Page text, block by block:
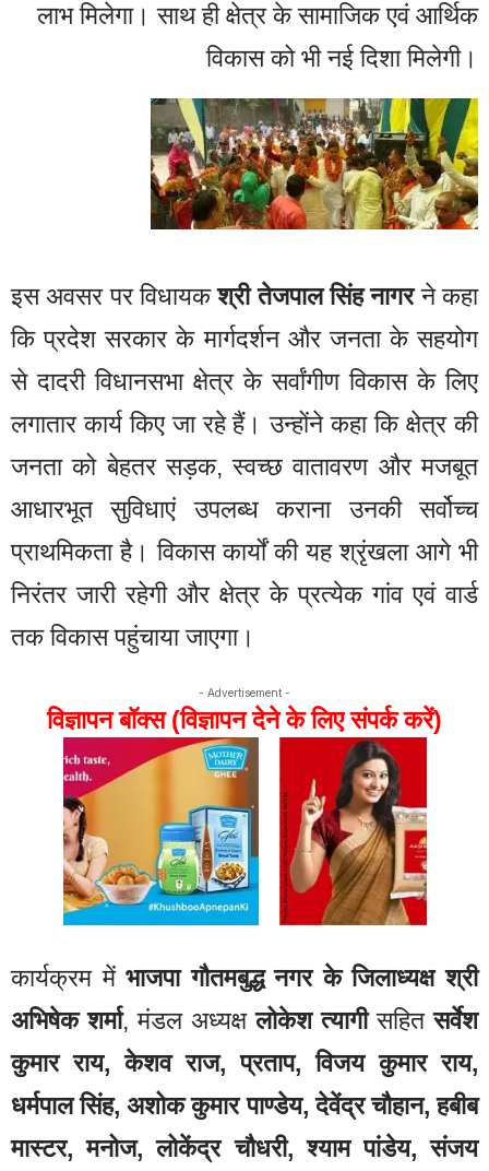
लाभ मिलेगा। साथ ही क्षेत्र के सामाजिक एवं आर्थिक
विकास को भी नई दिशा मिलेगी।
इस अवसर पर विधायकश्री तेजपाल सिंह नागरने कहा
कि प्रदेश सरकार के मार्गदर्शन और जनता के सहयोग
से दादरी विधानसभा क्षेत्र के सर्वांगीण विकास के लिए
लगातार कार्य किए जा रहे हैं। उन्होंने कहा कि क्षेत्र की
जनता को बेहतर सड़क, स्वच्छ वातावरण और मजबूत
आधारभूत सुविधाएं उपलब्ध कराना उनकी सर्वोच्च
प्राथमिकता है। विकास कार्यों की यह श्रृंखला आगे भी
निरंतर जारी रहेगी और क्षेत्र के प्रत्येक गांव एवं वार्ड
तक विकास पहुंचाया जाएगा।
- Advertisement -
विज्ञापन बॉक्स (विज्ञापन देने के लिए संपर्क करें)
कार्यक्रम मेंभाजपा गौतमबुद्ध नगर के जिलाध्यक्ष श्री
अभिषेक शर्मा, मंडल अध्यक्षलोकेश त्यागीसहितसर्वेश
कुमार राय, केशव राज, प्रताप, विजय कुमार राय,
धर्मपाल सिंह, अशोक कुमार पाण्डेय, देवेंद्र चौहान, हबीब
मास्टर, मनोज, लोकेंद्र चौधरी, श्याम पांडेय, संजय